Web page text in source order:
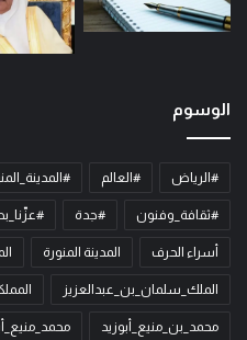
الوسوم
#الرياض #العالم
#ثقافة_وفنون #جدة
أسراء الحرف المدينة المنورة
الملك_سلمان_بن_عبدالعزيز
محمد_بن_منيع_أبوزيد